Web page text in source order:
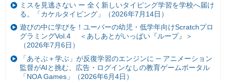
ミスを見逃さない ー 全く新しいタイピング学習を学校へ届け
る。「カケルタイピング」（2026年7月14日）
遊びの中に学びを！ユーバーの幼児・低学年向けScratchプロ
グラミングVol.4 ＜あしあとがいっぱい『ループ』＞
（2026年7月6日）
「あそぶ＋学ぶ」が反復学習のエンジンに ─ アニメーション
監督がAIと挑む、広告・ログインなしの教育ゲームポータル
「NOA Games」（2026年6月4日）